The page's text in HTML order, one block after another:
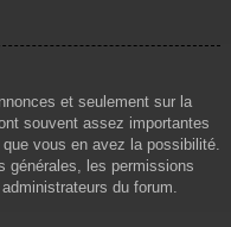
et seulement sur la
souvent assez importantes
vous en avez la possibilité.
générales, les permissions
du forum.